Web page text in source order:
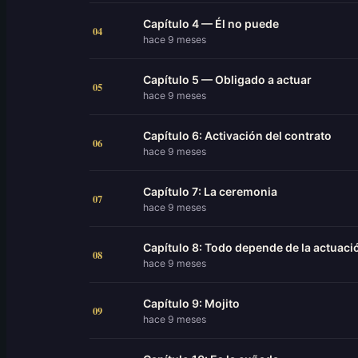
04
Capítulo 4 — Él no puede
hace 9 meses
05
Capítulo 5 — Obligado a actuar
hace 9 meses
06
Capítulo 6: Activación del contrato
hace 9 meses
07
Capítulo 7: La ceremonia
hace 9 meses
08
Capítulo 8: Todo depende de la
hace 9 meses
09
Capítulo 9: Mojito
hace 9 meses